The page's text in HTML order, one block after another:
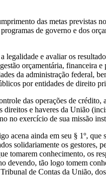
das metas previstas
de governo e dos
legalidade e avaliar os
orçamentária, financeira e
da administração federal,
por entidades de direito
das operações de crédito,
direitos e haveres da União
no exercício de sua missão
acena ainda em seu § 1º, que
solidariamente os gestores,
tomarem conhecimento, os
devendo, tão logo tomem
de Contas da União,